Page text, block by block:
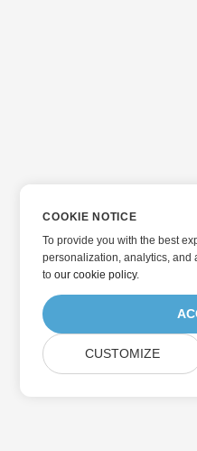
COOKIE NOTICE
To provide you with the best
personalization, analytics, and
toour cookie policy.
CUSTOMIZE